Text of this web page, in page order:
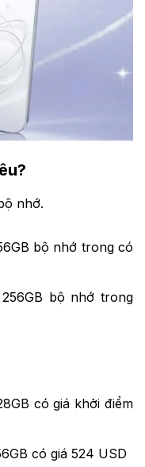
nhớ.
bộ nhớ trong có
bộ nhớ trong
có giá khởi điểm
có giá 524 USD